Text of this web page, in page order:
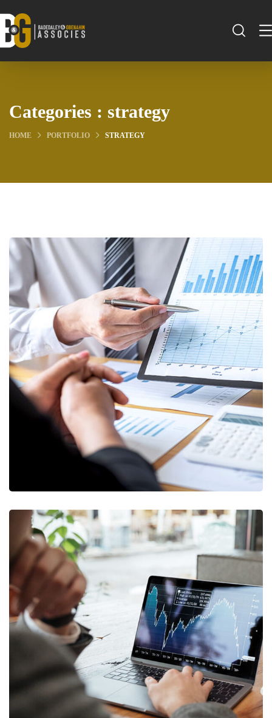
Categories : strategy
HOME PORTFOLIO STRATEGY
Data Analytics
STARTUP/ STRATEGY
OCT Analytics
MARKETING/STRATEGY